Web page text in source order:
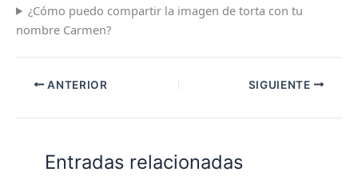
¿Cómo puedo compartir la imagen de torta con tu
nombre Carmen?
ANTERIOR SIGUIENTE
Entradas relacionadas